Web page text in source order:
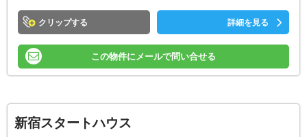
クリップ 詳細を見る
この物件にメールで問い合せる
新宿スタートハウス